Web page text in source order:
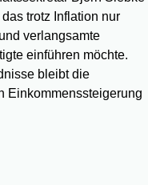
trotz Inflation nur
verlangsamte
einführen möchte.
bleibt die
Einkommenssteigerung